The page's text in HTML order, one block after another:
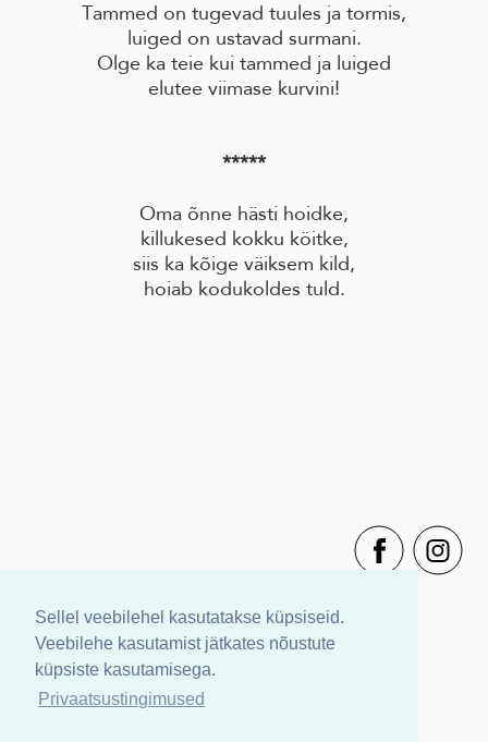
Sellel veebilehel kasutatakse küpsiseid.
Veebilehe kasutamist jätkates nõustute
küpsiste kasutamisega.
Privaatsustingimused
Tammed on tugevad tuules ja tormis,
luiged on ustavad surmani.
Olge ka teie kui tammed ja luiged
elutee viimase kurvini!
*****
Oma õnne hästi hoidke,
killukesed kokku köitke,
siis ka kõige väiksem kild,
hoiab kodukoldes tuld.